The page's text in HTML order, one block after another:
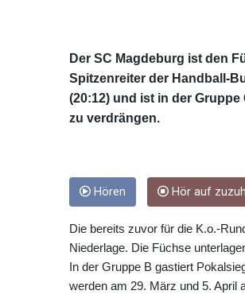
Der SC Magdeburg ist den
Spitzenreiter der Handball-
(20:12) und ist in der
zu verdrängen.
Hören Hör auf
Die bereits zuvor für die K.o.-
Niederlage. Die Füchse
In der Gruppe B gastiert
werden am 29. März und 5. April